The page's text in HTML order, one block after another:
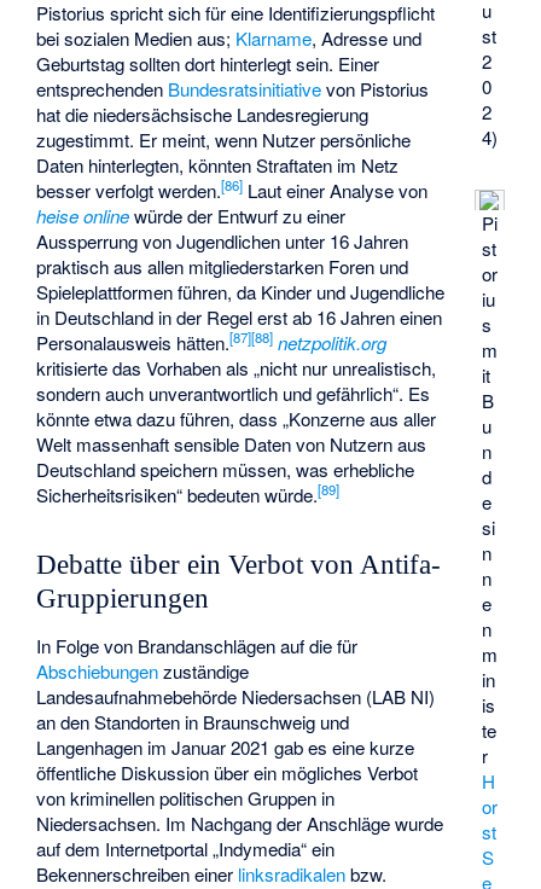
u
st
2
0
2
4)
Pi
st
or
iu
s
m
it
B
u
n
d
e
si
n
n
e
n
m
in
is
te
r
H
or
st
S
e
Pistorius spricht sich für eine Identifizierungspflicht
bei sozialen Medien aus; Klarname, Adresse und
Geburtstag sollten dort hinterlegt sein. Einer
entsprechenden Bundesratsinitiativevon Pistorius
hat die niedersächsische Landesregierung
zugestimmt. Er meint, wenn Nutzer persönliche
Daten hinterlegten, könnten Straftaten im Netz
besser verfolgt werden.[86] Laut einer Analyse von
heise onlinewürde der Entwurf zu einer
Aussperrung von Jugendlichen unter 16 Jahren
praktisch aus allen mitgliederstarken Foren und
Spieleplattformen führen, da Kinder und Jugendliche
in Deutschland in der Regel erst ab 16 Jahren einen
Personalausweis hätten.[87][88] netzpolitik.org
kritisierte das Vorhaben als „nicht nur unrealistisch,
sondern auch unverantwortlich und gefährlich“. Es
könnte etwa dazu führen, dass „Konzerne aus aller
Welt massenhaft sensible Daten von Nutzern aus
Deutschland speichern müssen, was erhebliche
Sicherheitsrisiken“ bedeuten würde.[89]
Debatte über ein Verbot von Antifa-
Gruppierungen
In Folge von Brandanschlägen auf die für
Abschiebungenzuständige
Landesaufnahmebehörde Niedersachsen (LAB NI)
an den Standorten in Braunschweig und
Langenhagen im Januar 2021 gab es eine kurze
öffentliche Diskussion über ein mögliches Verbot
von kriminellen politischen Gruppen in
Niedersachsen. Im Nachgang der Anschläge wurde
auf dem Internetportal „Indymedia“ ein
Bekennerschreiben einer linksradikalenbzw.